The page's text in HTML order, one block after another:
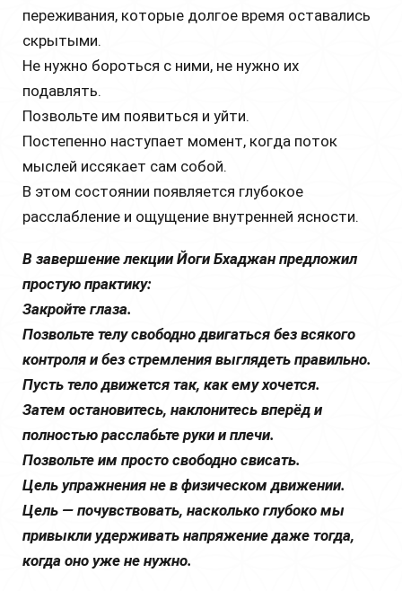
переживания, которые долгое время оставались
скрытыми.
Не нужно бороться с ними, не нужно их
подавлять.
Позвольте им появиться и уйти.
Постепенно наступает момент, когда поток
мыслей иссякает сам собой.
В этом состоянии появляется глубокое
расслабление и ощущение внутренней ясности.
В завершение лекции Йоги Бхаджан предложил
простую практику:
Закройте глаза.
Позвольте телу свободно двигаться без всякого
контроля и без стремления выглядеть правильно.
Пусть тело движется так, как ему хочется.
Затем остановитесь, наклонитесь вперёд и
полностью расслабьте руки и плечи.
Позвольте им просто свободно свисать.
Цель упражнения не в физическом движении.
Цель — почувствовать, насколько глубоко мы
привыкли удерживать напряжение даже тогда,
когда оно уже не нужно.